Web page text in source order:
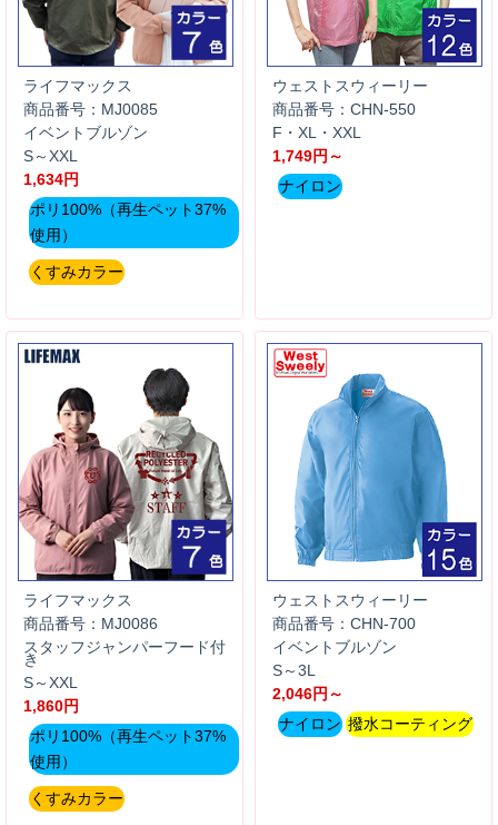
ライフマックス
商品番号：MJ0085
イベントブルゾン
S～XXL
1,634円
ポリ100%（再生ペット37%
使用）
くすみカラー
ウェストスウィーリー
商品番号：CHN-550
F・XL・XXL
1,749円～
ナイロン
ライフマックス
商品番号：MJ0086
スタッフジャンパーフード付
き
S～XXL
1,860円
ポリ100%（再生ペット37%
使用）
くすみカラー
ウェストスウィーリー
商品番号：CHN-700
イベントブルゾン
S～3L
2,046円～
ナイロン 撥水コーティング